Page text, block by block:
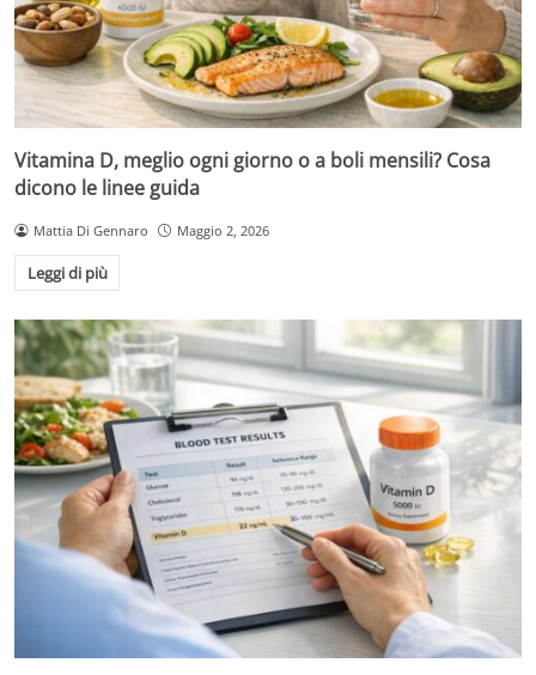
Vitamina D, meglio ogni giorno o a boli mensili? Cosa
dicono le linee guida
Mattia Di Gennaro Maggio 2, 2026
Leggi di più